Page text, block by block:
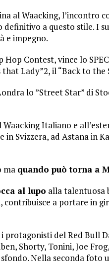
al Waacking, l’incontro
definitivo a questo stile. I
e impegno.
Contest, vince lo
that Lady”2, il “Back to the
lo ”Street Star” di
Waacking Italiano e
in Svizzera, ad Astana in
ma quando può torna a
al lupo alla talentuosa
a portare in
del Red Bull
Shorty, Tonini, Joe
sfondo. Nella seconda foto